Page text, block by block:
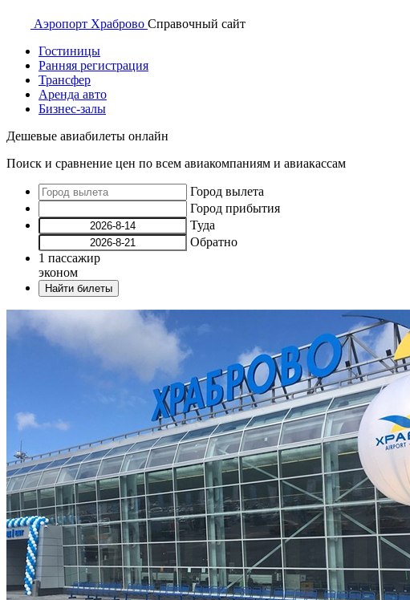
Аэропорт Храброво Справочный сайт
Гостиницы
Ранняя регистрация
Трансфер
Аренда авто
Бизнес-залы
Дешевые авиабилеты онлайн
Поиск и сравнение цен по всем авиакомпаниям и авиакассам
Город вылета
Город прибытия
Туда
Обратно
1 пассажир
эконом
Найти билеты